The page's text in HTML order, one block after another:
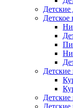
Детское
Детские
Детские
Детские